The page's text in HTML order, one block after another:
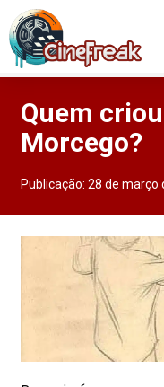
Quem
Morcego?
Publicação:28 de março